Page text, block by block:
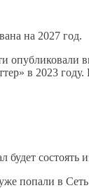
на 2027 год.
в 2023
попали в